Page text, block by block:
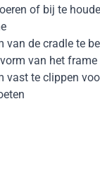
of bij te
van de cradle te
van het frame
vast te clippen